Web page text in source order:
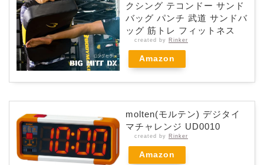
クシング テコンドー サンド
バッグ パンチ 武道 サンドバ
ッグ 筋トレ フィットネス
created by Rinker
Amazon
molten(モルテン) デジタイ
マチャレンジ UD0010
created by Rinker
Amazon